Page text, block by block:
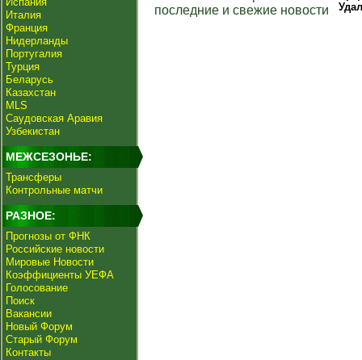
Италия
Франция
Нидерланды
Португалия
Турция
Беларусь
Казахстан
MLS
Саудовская Аравия
Узбекистан
МЕЖСЕЗОНЬЕ:
Трансферы
Контрольные матчи
РАЗНОЕ:
Прогнозы от ФНК
Российские новости
Мировые Новости
Коэффициенты УЕФА
Голосование
Поиск
Вакансии
Новый Форум
Старый Форум
Контакты
последние и свежие новости